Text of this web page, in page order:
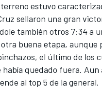
estuvo
sellaron una gran
también otros 7:34 a
buena etapa, aunque
el último de los
quedado fuera. Aun
al top 5 de la general.